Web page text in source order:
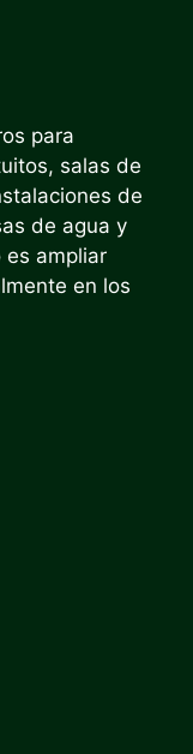
para
salas de
de
de agua y
es ampliar
en los